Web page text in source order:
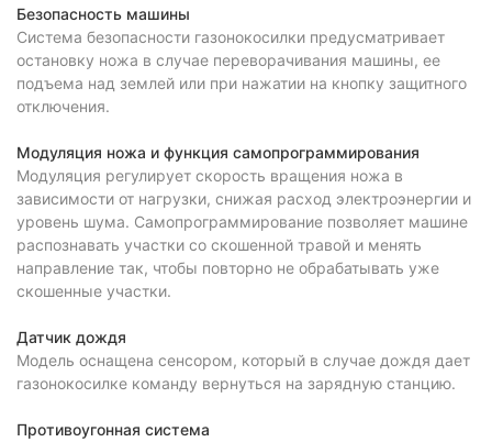
Безопасность машины
Система безопасности газонокосилки предусматривает
остановку ножа в случае переворачивания машины, ее
подъема над землей или при нажатии на кнопку защитного
отключения.
Модуляция ножа и функция самопрограммирования
Модуляция регулирует скорость вращения ножа в
зависимости от нагрузки, снижая расход электроэнергии и
уровень шума. Самопрограммирование позволяет машине
распознавать участки со скошенной травой и менять
направление так, чтобы повторно не обрабатывать уже
скошенные участки.
Датчик дождя
Модель оснащена сенсором, который в случае дождя дает
газонокосилке команду вернуться на зарядную станцию.
Противоугонная система